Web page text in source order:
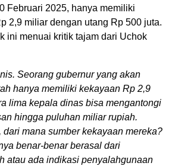
Februari 2025, hanya memiliki
2,9 miliar dengan utang Rp 500 juta.
ini menuai kritik tajam dari Uchok
Seorang gubernur yang akan
hanya memiliki kekayaan Rp 2,9
lima kepala dinas bisa mengantongi
hingga puluhan miliar rupiah.
dari mana sumber kekayaan mereka?
benar-benar berasal dari
atau ada indikasi penyalahgunaan